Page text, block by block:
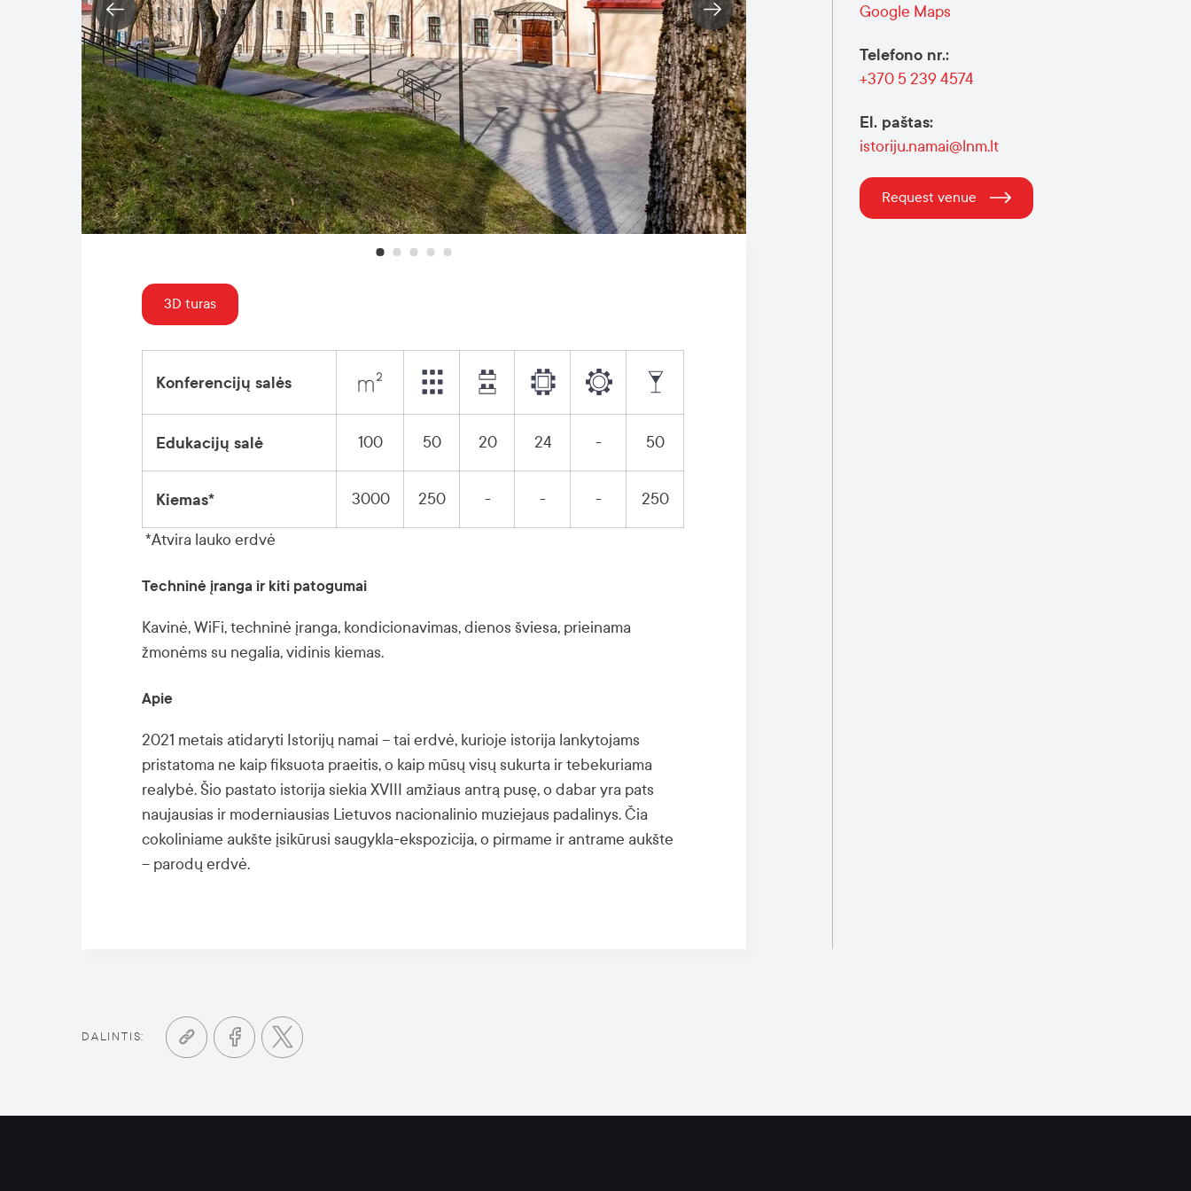
3D turas
Konferencijų salės
Edukacijų salė 100 50 20 24 - 50
Kiemas* 3000 250 - - - 250
*Atvira lauko erdvė
Techninė įranga ir kiti patogumai
Kavinė, WiFi, techninė įranga, kondicionavimas, dienos šviesa, prieinama
žmonėms su negalia, vidinis kiemas.
Apie
2021 metais atidaryti Istorijų namai – tai erdvė, kurioje istorija lankytojams
pristatoma ne kaip fiksuota praeitis, o kaip mūsų visų sukurta ir tebekuriama
realybė. Šio pastato istorija siekia XVIII amžiaus antrą pusę, o dabar yra pats
naujausias ir moderniausias Lietuvos nacionalinio muziejaus padalinys. Čia
cokoliniame aukšte įsikūrusi saugykla-ekspozicija, o pirmame ir antrame aukšte
– parodų erdvė.
Google Maps
Telefono nr.:
+370 5 239 4574
El. paštas:
istoriju.namai@lnm.lt
Request venue
DALINTIS: